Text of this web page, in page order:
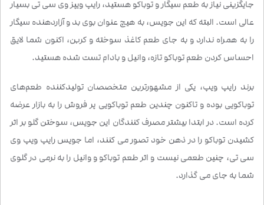
جایگزینی نیاز به طعم سیگار و توباکو هستید، رایپ ویپز وی سی تی بسیار
عالی است. البته که این جویس، به هیچ عنوان بوی بد و آزاردهنده سیگار
را به همراه ندارد و به جای طعم کاغذ سوخته و کربن، اکنون شما لایق
احساس کردن طعم توباکو تازه، وانیل و بادام تست شده هستید.
برند رایپ ویپ، یکی از مشهورترین متخصصان تولیدکننده طعم‌های
توباکویی بوده و تاکنون چندین طعم توباکویی پر فروش را به بازار عرضه
کرده است. در ابتدا بیشتر مصرف کنندگان این جویس، سوختن گلو بر اثر
کشیدن توباکو را در ذهن خود تصور می کنند، اما جویس رایپ ویپ وی
سی تی، چنین طعمی نیست و اثر طعم توباکو و وانیل را به نرمی در گلوی
شما به جای می گذارد.